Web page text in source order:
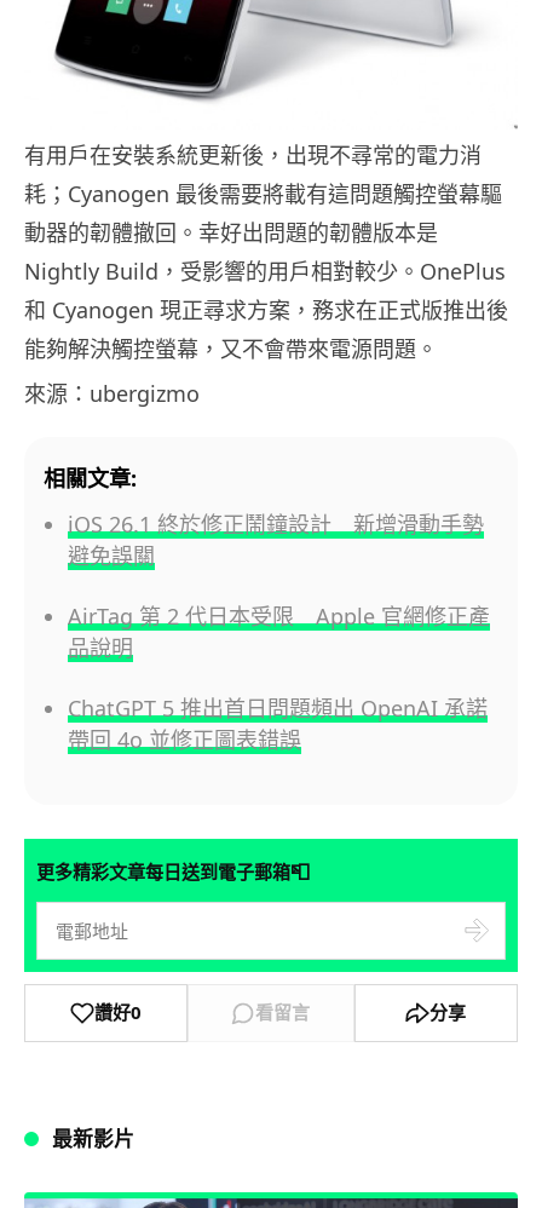
有用戶在安裝系統更新後，出現不尋常的電力消
耗；Cyanogen 最後需要將載有這問題觸控螢幕驅
動器的韌體撤回。幸好出問題的韌體版本是
Nightly Build，受影響的用戶相對較少。OnePlus
和 Cyanogen 現正尋求方案，務求在正式版推出後
能夠解決觸控螢幕，又不會帶來電源問題。
來源：ubergizmo
相關文章:
iOS 26.1 終於修正鬧鐘設計 新增滑動手勢
避免誤關
AirTag 第 2 代日本受限 Apple 官網修正產
品說明
ChatGPT 5 推出首日問題頻出 OpenAI 承諾
帶回 4o 並修正圖表錯誤
更多精彩文章每日送到電子郵箱📮
讚好0 看留言 分享
最新影片